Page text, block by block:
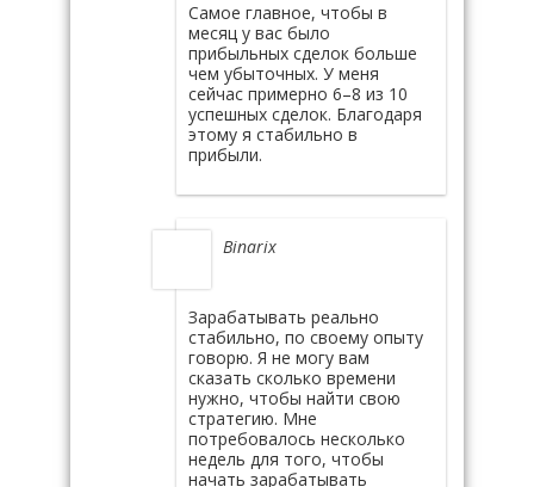
Самое главное, чтобы в
месяц у вас было
прибыльных сделок больше
чем убыточных. У меня
сейчас примерно 6–8 из 10
успешных сделок. Благодаря
этому я стабильно в
прибыли.
Binarix
Зарабатывать реально
стабильно, по своему опыту
говорю. Я не могу вам
сказать сколько времени
нужно, чтобы найти свою
стратегию. Мне
потребовалось несколько
недель для того, чтобы
начать зарабатывать